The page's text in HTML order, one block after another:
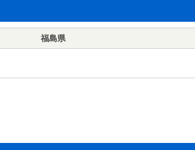
福島県